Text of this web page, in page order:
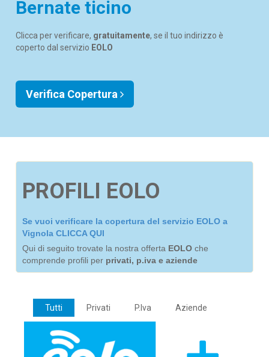
Bernate ticino
Clicca per verificare, gratuitamente, se il tuo indirizzo è
coperto dal servizio EOLO
Verifica Copertura
PROFILI EOLO
Se vuoi verificare la copertura del servizio EOLO a
Vignola CLICCA QUI
Qui di seguito trovate la nostra offerta EOLO che
comprende profili per privati, p.iva e aziende
Tutti Privati P.Iva Aziende